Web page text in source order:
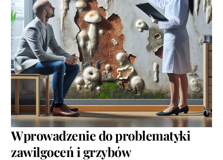
Wprowadzenie do problematyki
zawilgoceń i grzybów